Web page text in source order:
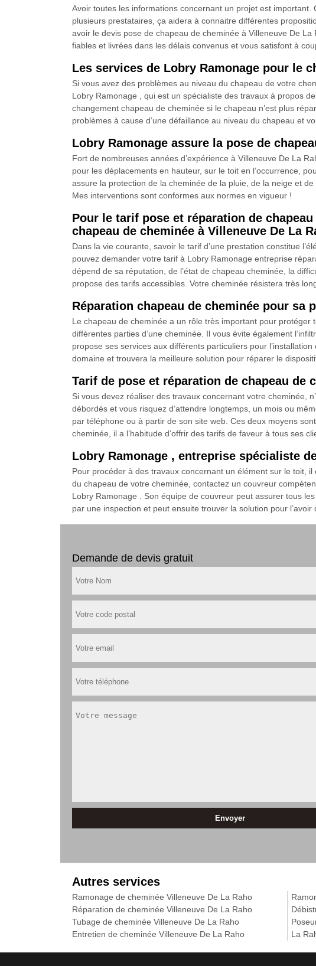
Avoir toutes les informations concernant un projet est
plusieurs prestataires, ça aidera à connaitre différentes
avoir le devis pose de chapeau de cheminée à Villeneuve De
fiables et livrées dans les délais convenus et vous satisfont à
Les services de Lobry Ramonage pour le
Si vous avez des problèmes au niveau du chapeau de votre
Lobry Ramonage , qui est un spécialiste des travaux à propos
changement chapeau de cheminée si le chapeau n’est plus
problèmes à cause d’une défaillance au niveau du chapeau et
Lobry Ramonage assure la pose de
Fort de nombreuses années d’expérience à Villeneuve De La
pour les déplacements en hauteur, sur le toit en l’occurrence,
assure la protection de la cheminée de la pluie, de la neige et
Mes interventions sont conformes aux normes en vigueur !
Pour le tarif pose et réparation de
chapeau de cheminée à Villeneuve De La
Dans la vie courante, savoir le tarif d’une prestation constitue
pouvez demander votre tarif à Lobry Ramonage entreprise
dépend de sa réputation, de l’état de chapeau cheminée, la
propose des tarifs accessibles. Votre cheminée résistera très
Réparation chapeau de cheminée pour sa
Le chapeau de cheminée a un rôle très important pour
différentes parties d’une cheminée. Il vous évite également
propose ses services aux différents particuliers pour
domaine et trouvera la meilleure solution pour réparer le
Tarif de pose et réparation de chapeau de
Si vous devez réaliser des travaux concernant votre cheminée,
débordés et vous risquez d’attendre longtemps, un mois ou
par téléphone ou à partir de son site web. Ces deux moyens
cheminée, il a l’habitude d’offrir des tarifs de faveur à tous ses
Lobry Ramonage , entreprise spécialiste
Pour procéder à des travaux concernant un élément sur le toit,
du chapeau de votre cheminée, contactez un couvreur
Lobry Ramonage . Son équipe de couvreur peut assurer tous
par une inspection et peut ensuite trouver la solution pour l’avoir
Demande de devis gratuit
Autres services
Ramonage de cheminée Villeneuve De La Raho
Réparation de cheminée Villeneuve De La Raho
Tubage de cheminée Villeneuve De La Raho
Entretien de cheminée Villeneuve De La Raho
La